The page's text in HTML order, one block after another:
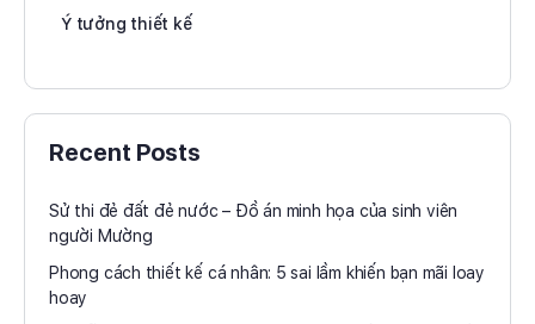
Ý tưởng thiết kế
Recent Posts
Sử thi đẻ đất đẻ nước – Đồ án minh họa của sinh viên
người Mường
Phong cách thiết kế cá nhân: 5 sai lầm khiến bạn mãi loay
hoay